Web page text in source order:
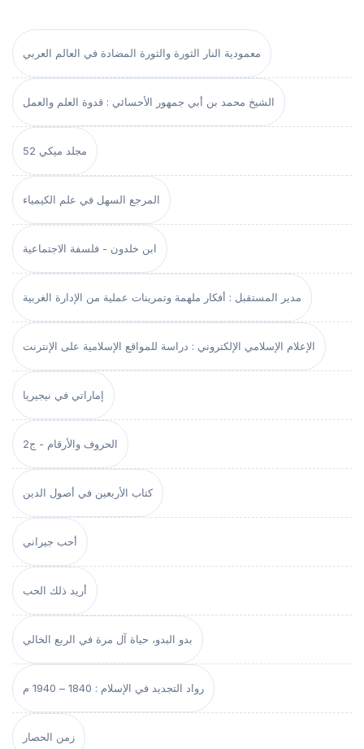
معمودية النار الثورة والثورة المضادة في العالم العربي
الشيخ محمد بن أبي جمهور الأحسائي : قدوة العلم والعمل
مجلد ميكي 52
المرجع السهل في علم الكيمياء
ابن خلدون - فلسفة الاجتماعية
مدير المستقبل : أفكار ملهمة وتمرينات عملية من الإدارة الغربية
الإعلام الإسلامي الإلكتروني : دراسة للمواقع الإسلامية على الإنترنت
إماراتي في نيجيريا
الحروف والأرقام - ج2
كتاب الأربعين في أصول الدين
أحب جيراني
أريد ذلك الحب
بدو البدو، حياة آل مرة في الربع الخالي
رواد التجديد في الإسلام : 1840 – 1940 م
زمن الحصار